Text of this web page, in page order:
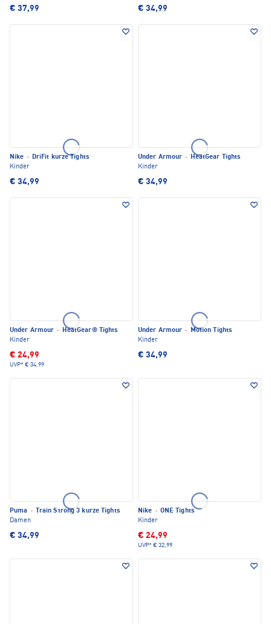
€ 37,99 € 34,99
Nike · DriFit kurze Tights
Kinder
€ 34,99
Under Armour ·
HeatGear Tights
Kinder
€ 34,99
Under Armour ·
HeatGear® Tights
Kinder
€ 24,99
UVP* € 34,99
Under Armour ·
Motion Tights
Kinder
€ 34,99
Puma ·
Train Strong 3 kurze Tights
Damen
€ 34,99
Nike · ONE Tights
Kinder
€ 24,99
UVP* € 32,99